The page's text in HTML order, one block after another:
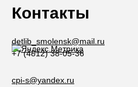
Контакты
detlib_smolensk@mail.ru
+7 (4812) 38-05-36
cpi-s@yandex.ru